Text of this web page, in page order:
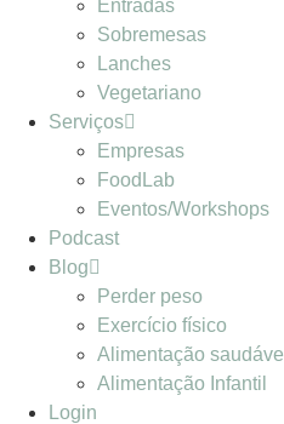
Entradas
Sobremesas
Lanches
Vegetariano
Serviços
Empresas
FoodLab
Eventos/Workshops
Podcast
Blog
Perder peso
Exercício físico
Alimentação saudável
Alimentação Infantil
Login